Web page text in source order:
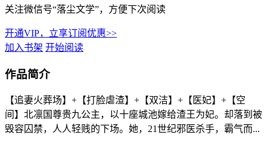
关注微信号“落尘文学”，方便下次阅读
开通VIP，立享订阅优惠>>
加入书架 开始阅读
作品简介
【追妻火葬场】+【打脸虐渣】+【双洁】+【医妃】+【空
间】北凛国尊贵九公主，以十座城池嫁给渣王为妃。却落到被
毁容囚禁，人人轻贱的下场。她，21世纪邪医杀手，霸气而...